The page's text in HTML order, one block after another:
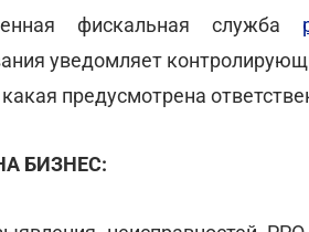
фискальная служба
уведомляет
предусмотрена
БИЗНЕС: